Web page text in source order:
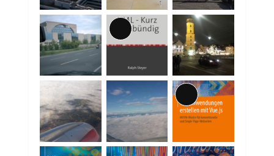
Lange
Beschreibung
Lange
Beschreibung